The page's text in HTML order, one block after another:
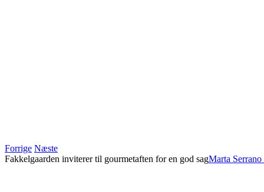
Forrige Næste
Fakkelgaarden inviterer til gourmetaften for en god sagMarta Serrano